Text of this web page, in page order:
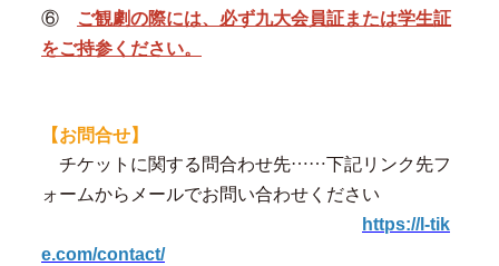
⑥
ご観劇の際には、必ず九大会員証または学生証
をご持参ください。
【お問合せ】
チケットに関する問合わせ先……下記リンク先フ
ォームからメールでお問い合わせください
https://l-tik
e.com/contact/